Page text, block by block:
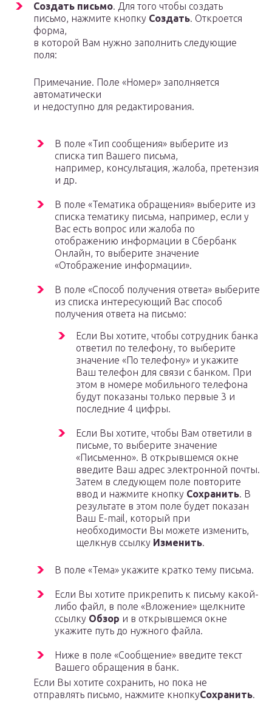
Создать письмо. Для того чтобы создать
письмо, нажмите кнопку Создать. Откроется
форма,
в которой Вам нужно заполнить следующие
поля:
Примечание. Поле «Номер» заполняется
автоматически
и недоступно для редактирования.
В поле «Тип сообщения» выберите из
списка тип Вашего письма,
например, консультация, жалоба, претензия
и др.
В поле «Тематика обращения» выберите из
списка тематику письма, например, если у
Вас есть вопрос или жалоба по
отображению информации в Сбербанк
Онлайн, то выберите значение
«Отображение информации».
В поле «Способ получения ответа» выберите
из списка интересующий Вас способ
получения ответа на письмо:
Если Вы хотите, чтобы сотрудник банка
ответил по телефону, то выберите
значение «По телефону» и укажите
Ваш телефон для связи с банком. При
этом в номере мобильного телефона
будут показаны только первые 3 и
последние 4 цифры.
Если Вы хотите, чтобы Вам ответили в
письме, то выберите значение
«Письменно». В открывшемся окне
введите Ваш адрес электронной почты.
Затем в следующем поле повторите
ввод и нажмите кнопку Сохранить. В
результате в этом поле будет показан
Ваш E-mail, который при
необходимости Вы можете изменить,
щелкнув ссылку Изменить.
В поле «Тема» укажите кратко тему письма.
Если Вы хотите прикрепить к письму какой-
либо файл, в поле «Вложение» щелкните
ссылку Обзор и в открывшемся окне
укажите путь до нужного файла.
Ниже в поле «Сообщение» введите текст
Вашего обращения в банк.
Если Вы хотите сохранить, но пока не
отправлять письмо, нажмите кнопкуСохранить.